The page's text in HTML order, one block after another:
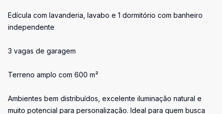
Edícula com lavanderia, lavabo e 1 dormitório com banheiro
independente
3 vagas de garagem
Terreno amplo com 600 m²
Ambientes bem distribuídos, excelente iluminação natural e
muito potencial para personalização. Ideal para quem busca